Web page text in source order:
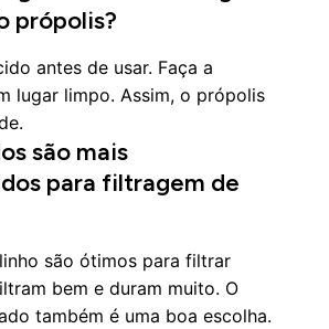
própolis?
antes de usar. Faça a
lugar limpo. Assim, o própolis
são mais
para filtragem de
são ótimos para filtrar
bem e duram muito. O
também é uma boa escolha.